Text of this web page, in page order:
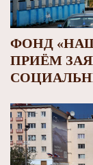
ФОНД
ПРИЁМ